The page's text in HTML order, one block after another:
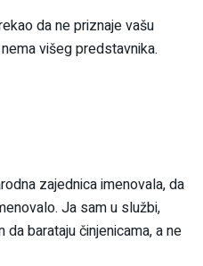
da ne priznaje vašu
višeg predstavnika.
zajednica imenovala, da
Ja sam u službi,
barataju činjenicama, a ne